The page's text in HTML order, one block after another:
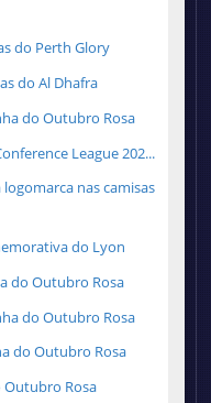
do Perth Glory
do Al Dhafra
do Outubro Rosa
League 202...
nas camisas
do Lyon
do Outubro Rosa
do Outubro Rosa
do Outubro Rosa
Outubro Rosa